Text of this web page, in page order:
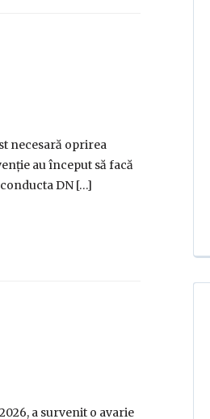
necesară oprirea
au început să facă
DN […]
a survenit o avarie